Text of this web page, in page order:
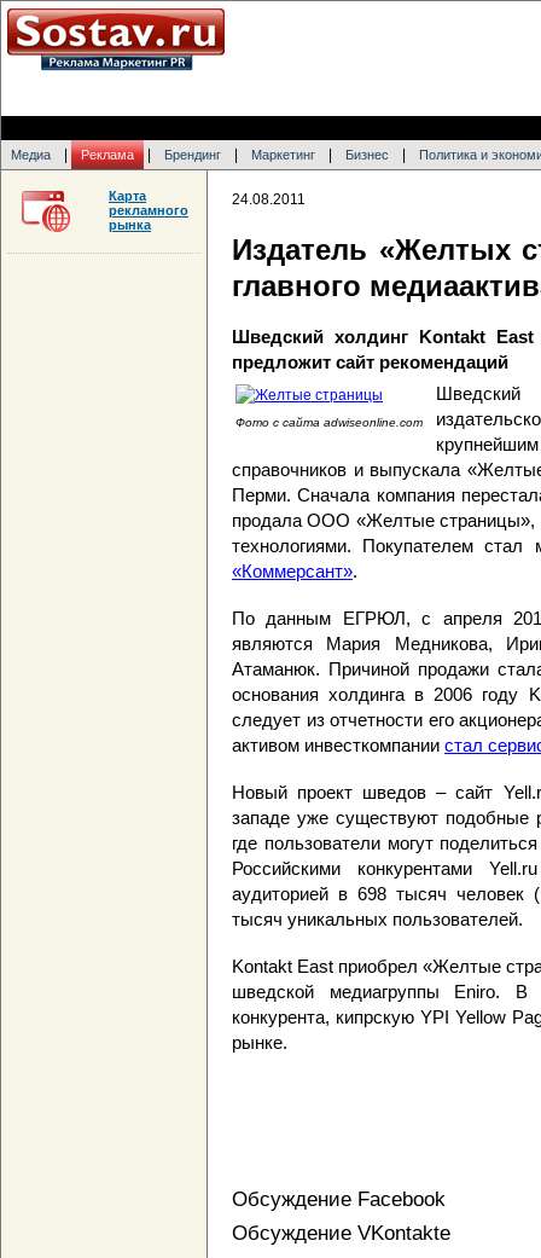
Медиа Реклама Брендинг Маркетинг Бизнес Политика и
24.08.2011
Издатель «Желтых
главного
Шведский холдинг Kontakt East
предложит сайт рекомендаций
Фото с сайта adwiseonline.com
справочников и выпускала
Перми. Сначала компания
продала ООО «Желтые страницы»,
технологиями. Покупателем стал
«Коммерсант».
По данным ЕГРЮЛ, с апреля
являются Мария Медникова,
Атаманюк. Причиной продажи
основания холдинга в 2006 году
следует из отчетности его
активом инвесткомпании стал
Новый проект шведов – сайт
западе уже существуют подобные
где пользователи могут
Российскими конкурентами
аудиторией в 698 тысяч
тысяч уникальных пользователей.
Kontakt East приобрел «Желтые
шведской медиагруппы Eniro. В
конкурента, кипрскую YPI Yellow
рынке.
Обсуждение Facebook
Обсуждение VKontakte
Карта
рекламного
рынка